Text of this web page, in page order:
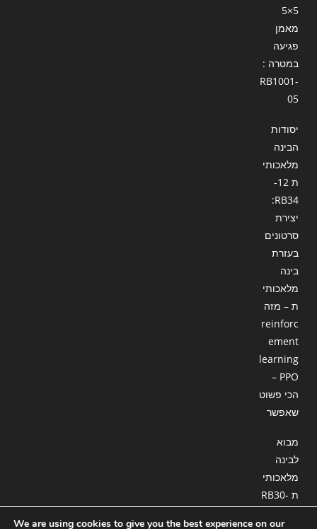
5×5
מאמן
פגיעה
במטרה :
RB1001-
05
יסודות
הבינה
מלאכותי
ת 12-
RB34:
יצירת
סרטונים
בעזרת
בינה
מלאכותי
ת – מזה
reinforc
ement
learning
– PPO
הכי פשוט
שאפשר
מבוא
לבינה
מלאכותי
ת RB30-
We are using cookies to give you the best experience on our